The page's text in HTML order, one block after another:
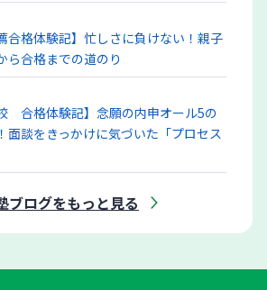
合格体験記】忙しさに負けない！親子
ら合格までの道のり
合格体験記】念願の内申オール5の
面談をきっかけに気づいた「プロセス
ブログをもっと見る